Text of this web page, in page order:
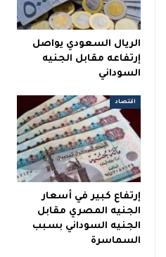
الريال السعودي يواصل
إرتفاعه مقابل الجنيه
السوداني
اقتصاد
إرتفاع كبير في أسعار
الجنيه المصري مقابل
الجنيه السوداني بسبب
السماسرة